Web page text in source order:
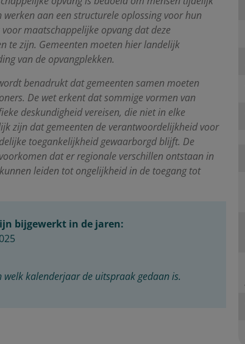
aan een structurele oplossing voor hun
maatschappelijke opvang dat deze
te zijn. Gemeenten moeten hier landelijk
van de opvangplekken.
benadrukt dat gemeenten samen moeten
De wet erkent dat sommige vormen van
deskundigheid vereisen, die niet in elke
zijn dat gemeenten de verantwoordelijkheid voor
toegankelijkheid gewaarborgd blijft. De
dat er regionale verschillen ontstaan in
leiden tot ongelijkheid in de toegang tot
bijgewerkt in de jaren:
kalenderjaar de uitspraak gedaan is.